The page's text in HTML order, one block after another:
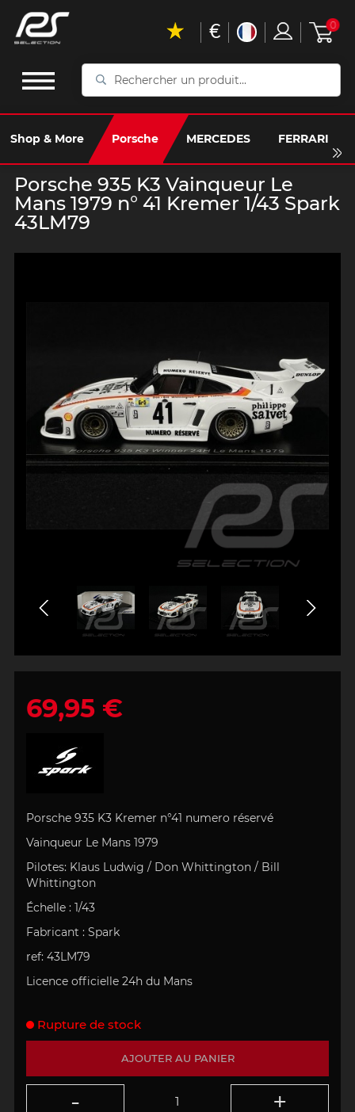
Rechercher
produit...
Shop & More Porsche MERCEDES FERRARI
€ 0
Porsche 935 K3 Vainqueur Le
Mans 1979 n° 41 Kremer 1/43 Spark
43LM79
69,95 €
Porsche 935 K3 Kremer n°41 numero réservé
Vainqueur
Le Mans 1979
Pilotes: Klaus Ludwig / Don Whittington / Bill
Whittington
Échelle : 1/43
Fabricant : Spark
ref: 43LM79
Licence officielle 24h du Mans
AJOUTER AU PANIER
Rupture de stock